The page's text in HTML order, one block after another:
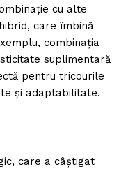
cu alte
care îmbină
combinația
suplimentară
pentru tricourile
și adaptabilitate.
care a câștigat